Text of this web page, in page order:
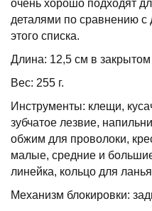
очень хорошо подходят
деталями по сравнению с
этого списка.
Длина: 12,5 см в закрытом
Вес: 255 г.
Инструменты: клещи,
зубчатое лезвие,
обжим для проволоки,
малые, средние и
линейка, кольцо для
Механизм блокировки: